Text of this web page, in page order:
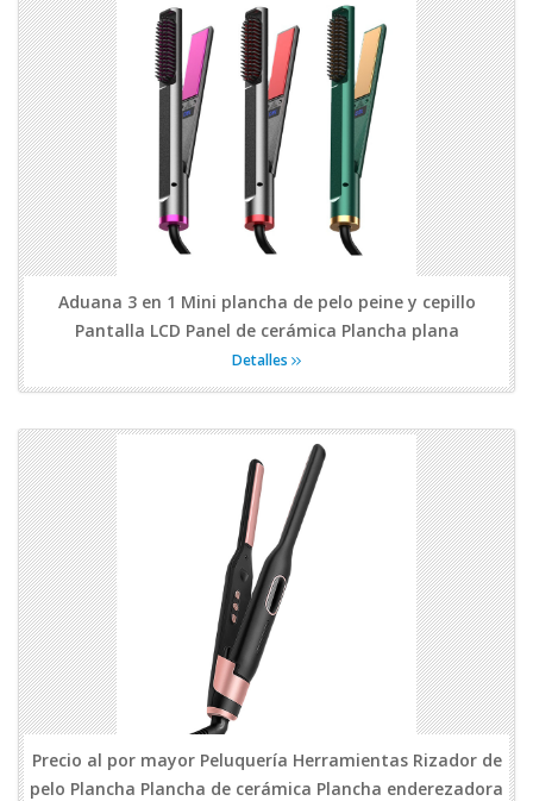
Aduana 3 en 1 Mini plancha de pelo peine y cepillo
Pantalla LCD Panel de cerámica Plancha plana
Detalles
Precio al por mayor Peluquería Herramientas Rizador de
pelo Plancha Plancha de cerámica Plancha enderezadora